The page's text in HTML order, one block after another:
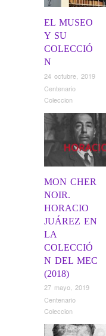
EL MUSEO
Y SU
COLECCIÓ
N
24 octubre, 2019
Centenario
Coleccion
MON CHER
NOIR.
HORACIO
JUÁREZ EN
LA
COLECCIÓ
N DEL MEC
(2018)
27 mayo, 2019
Centenario
Coleccion